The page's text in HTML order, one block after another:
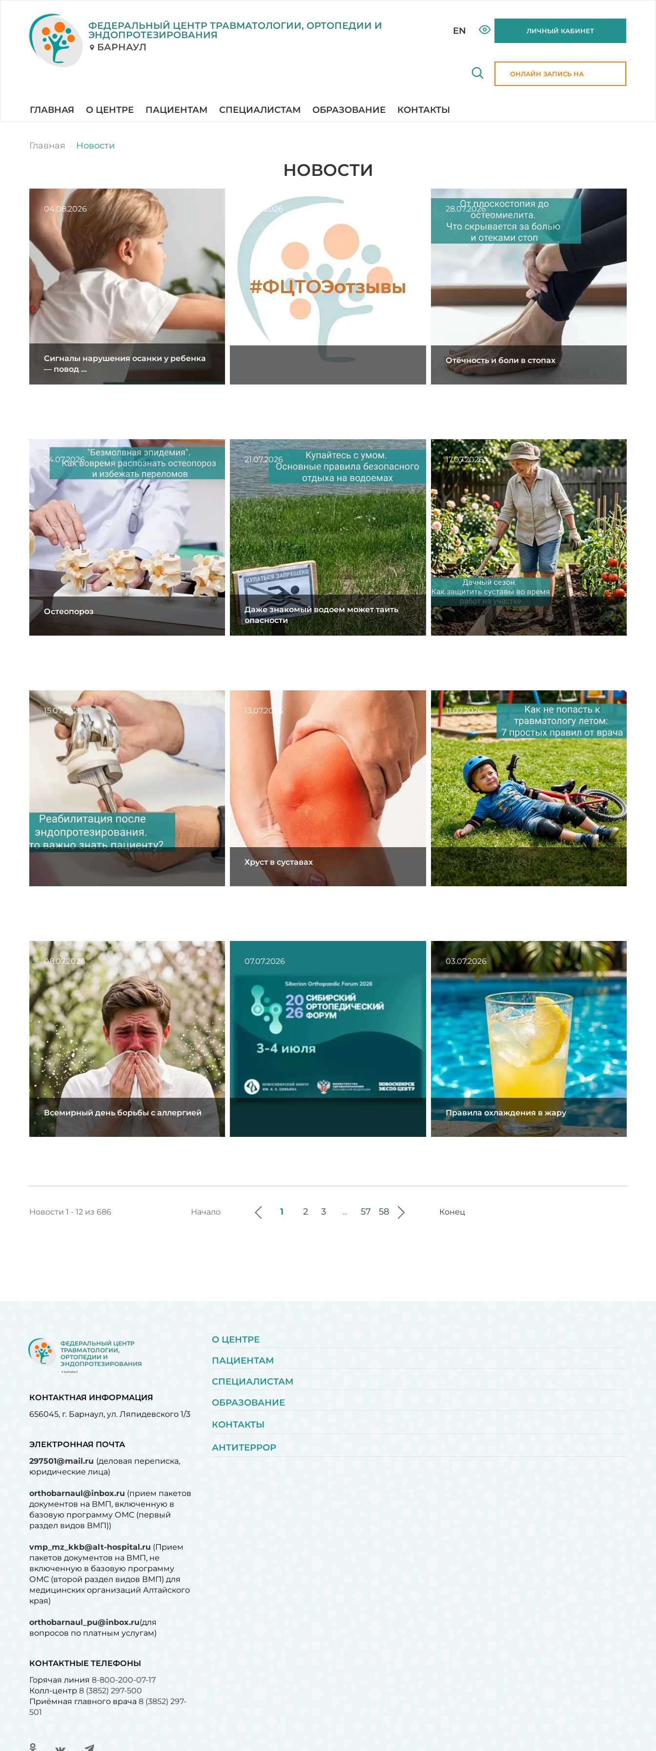
ФЕДЕРАЛЬНЫЙ ЦЕНТР ТРАВМАТОЛОГИИ, ОРТОПЕДИИ И
ЭНДОПРОТЕЗИРОВАНИЯ
БАРНАУЛ
EN ЛИЧНЫЙ КАБИНЕТ
ОНЛАЙН ЗАПИСЬ НА
ГЛАВНАЯ О ЦЕНТРЕ ПАЦИЕНТАМ СПЕЦИАЛИСТАМ ОБРАЗОВАНИЕ КОНТАКТЫ
Главная Новости
НОВОСТИ
04.08.2026
Сигналы нарушения осанки у ребенка
— повод ...
31.07.2026 28.07.2026
Отёчность и боли в стопах
24.07.2026
Остеопороз
21.07.2026
Даже знакомый водоем может таить
опасности
17.07.2026
15.07.2026 13.07.2026
Хруст в суставах
11.07.2026
08.07.2026
Всемирный день борьбы с аллергией
07.07.2026 03.07.2026
Правила охлаждения в жару
Новости 1 - 12 из 686 Начало 1 2 3 ... 57 58 Конец
ФЕДЕРАЛЬНЫЙ ЦЕНТР
ТРАВМАТОЛОГИИ,
ОРТОПЕДИИ И
ЭНДОПРОТЕЗИРОВАНИЯ
БАРНАУЛ
КОНТАКТНАЯ ИНФОРМАЦИЯ
656045, г. Барнаул, ул. Ляпидевского 1/3
ЭЛЕКТРОННАЯ ПОЧТА
297501@mail.ru (деловая переписка,
юридические лица)
orthobarnaul@inbox.ru (прием пакетов
документов на ВМП, включенную в
базовую программу ОМС (первый
раздел видов ВМП))
vmp_mz_kkb@alt-hospital.ru (Прием
пакетов документов на ВМП, не
включенную в базовую программу
ОМС (второй раздел видов ВМП) для
медицинских организаций Алтайского
края)
orthobarnaul_pu@inbox.ru(для
вопросов по платным услугам)⁠
КОНТАКТНЫЕ ТЕЛЕФОНЫ
Горячая линия 8-800-200-07-17
Колл-центр 8 (3852) 297-500
Приёмная главного врача 8 (3852) 297-
501
О ЦЕНТРЕ
ПАЦИЕНТАМ
СПЕЦИАЛИСТАМ
ОБРАЗОВАНИЕ
КОНТАКТЫ
АНТИТЕРРОР